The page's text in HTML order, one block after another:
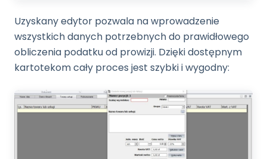
Uzyskany edytor pozwala na wprowadzenie
wszystkich danych potrzebnych do prawidłowego
obliczenia podatku od prowizji. Dzięki dostępnym
kartotekom cały proces jest szybki i wygodny: